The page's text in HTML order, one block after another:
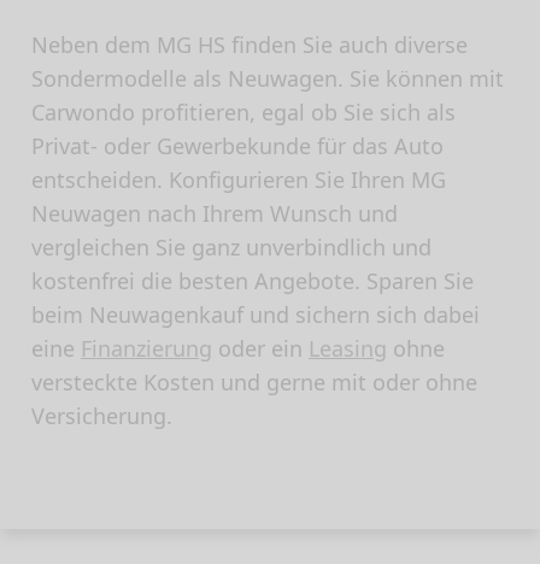
Neben dem MG HS finden Sie auch diverse
Sondermodelle als Neuwagen. Sie können mit
Carwondo profitieren, egal ob Sie sich als
Privat- oder Gewerbekunde für das Auto
entscheiden. Konfigurieren Sie Ihren MG
Neuwagen nach Ihrem Wunsch und
vergleichen Sie ganz unverbindlich und
kostenfrei die besten Angebote. Sparen Sie
beim Neuwagenkauf und sichern sich dabei
eine Finanzierung oder ein Leasing ohne
versteckte Kosten und gerne mit oder ohne
Versicherung.